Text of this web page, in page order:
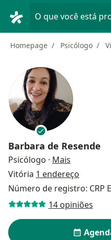
O que você está
Homepage Psicólogo
Barbara de Resende
Psicólogo · Mais
Vitória 1 endereço
Número de registro: CRP
14 opiniões